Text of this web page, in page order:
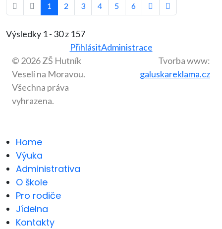
1 2 3 4 5 6
Výsledky 1 - 30 z 157
PřihlásitAdministrace
© 2026 ZŠ Hutník
Veselí na Moravou.
Všechna práva
vyhrazena.
Tvorba www:
galuskareklama.cz
Home
Výuka
Administrativa
O škole
Pro rodiče
Jídelna
Kontakty